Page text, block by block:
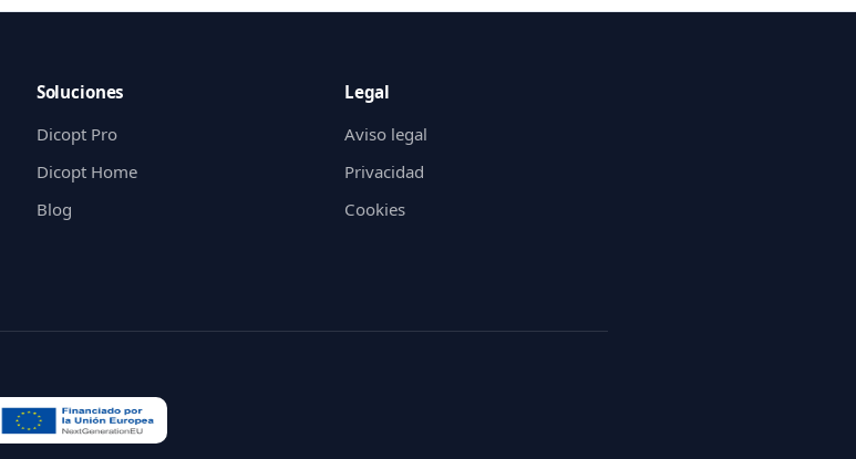
Soluciones
Dicopt Pro
Dicopt Home
Blog
Legal
Aviso legal
Privacidad
Cookies